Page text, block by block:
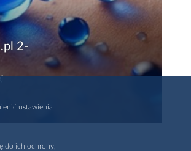
2-
ustawienia
do ich ochrony,